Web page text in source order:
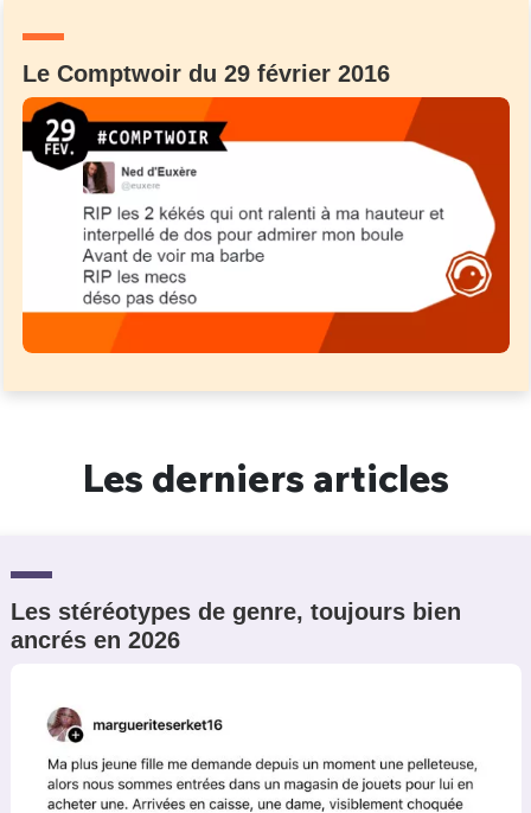
Le Comptwoir du 29 février 2016
Les derniers articles
Les stéréotypes de genre, toujours bien
ancrés en 2026
Un Thread
C'EST PARTI